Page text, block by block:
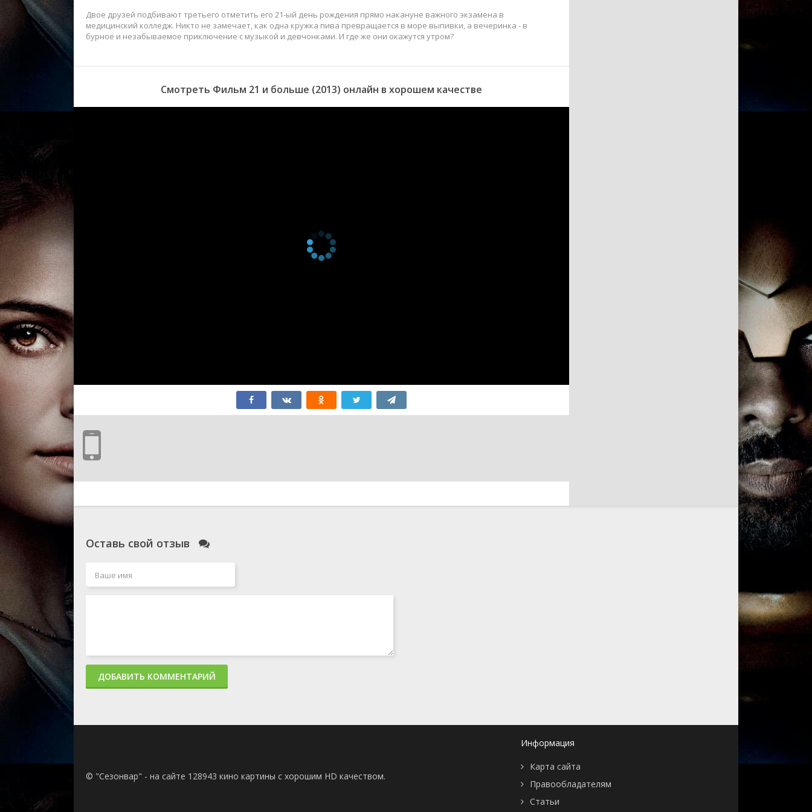
Двое друзей подбивают третьего отметить его 21-ый день рождения прямо накануне важного экзамена в
медицинский колледж. Никто не замечает, как одна кружка пива превращается в море выпивки, а вечеринка - в
бурное и незабываемое приключение с музыкой и девчонками. И где же они окажутся утром?
Смотреть Фильм 21 и больше (2013) онлайн в хорошем качестве
Оставь свой отзыв
ДОБАВИТЬ КОММЕНТАРИЙ
© "Сезонвар" - на сайте 128943 кино картины с хорошим HD качеством.
Информация
Карта сайта
Правообладателям
Статьи